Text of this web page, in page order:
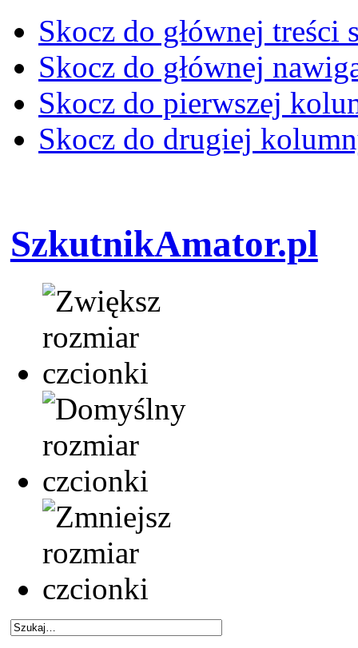
Skocz do głównej treści
Skocz do głównej
Skocz do pierwszej
Skocz do drugiej
SzkutnikAmator.pl